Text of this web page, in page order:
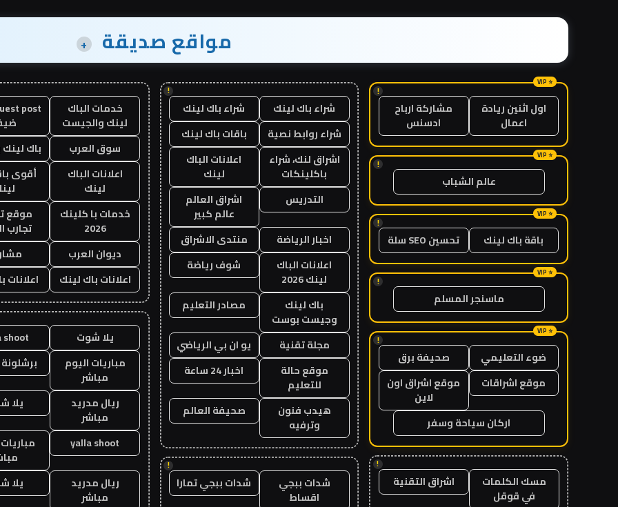
مواقع صديقة +
!
اول اثنين ريادة
اعمال
مشاركة ارباح
ادسنس
!
عالم الشباب
!
باقة باك لينك تحسين SEO سلة
!
ماسنجر المسلم
!
ضوء التعليمي
صحيفة برق
موقع اشراقات
موقع اشراق اون
لاين
اركان سياحة وسفر
!
مسك الكلمات
في قوقل
اشراق التقنية
!
شراء باك لينك
شراء باك لينك
شراء روابط نصية
باقات باك لينك
اشراق لنك، شراء
باكلينكات
اعلانات الباك
لينك
التدريس
اشراق العالم
عالم كبير
اخبار الرياضة
منتدى الاشراق
اعلانات الباك
لينك 2026
شوف رياضة
باك لينك
وجيست بوست
مصادر التعليم
مجلة تقنية
يو ان بي الرياضي
موقع حالة
للتعليم
اخبار 24 ساعة
هيدب فنون
وترفيه
صحيفة العالم
!
شدات ببجي
اقساط
شدات ببجي تمارا
خدمات الباك
لينك والجيست
سوق العرب
باك لينك
اعلانات الباك
لينك
أقوى
خدمات با كلينك
2026
موقع
تجارب
ديوان العرب
اعلانات باك لينك
اعلانات
يلا شوت
shoot
مباريات اليوم
مباشر
ريال مدريد
مباشر
يلا
yalla shoot
ريال مدريد
مباشر
يلا